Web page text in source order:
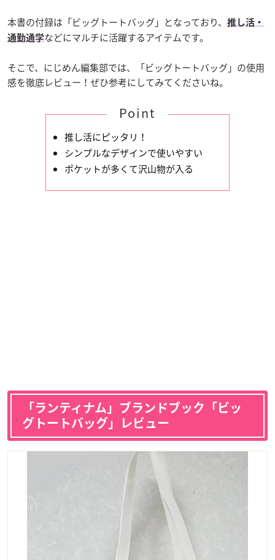
本書の付録は「ビッグトートバッグ」となっており、
推し活・
通勤通学などにマルチに活躍するアイテムです。
そこで、にじめん編集部では、「ビッグトートバッグ」の使用
感を徹底レビュー！ぜひ参考にしてみてくださいね。
Point
推し活にピッタリ！
シンプルなデザインで使いやすい
ポケットが多くて沢山物が入る
「ランティナム」ブランドブック「ビッ
グトートバッグ」レビュー